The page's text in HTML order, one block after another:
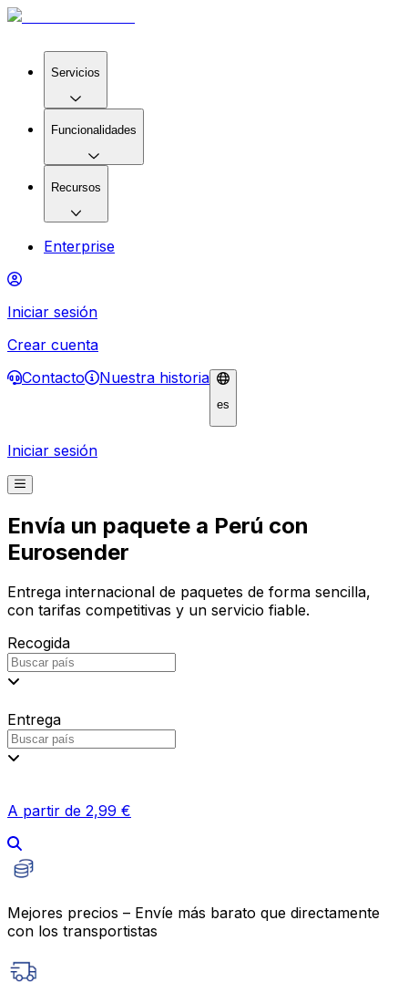
Servicios
Funcionalidades
Recursos
Enterprise
Iniciar sesión
Crear cuenta
Contacto
Nuestra historia
es
Iniciar sesión
Envía un paquete a Perú con
Eurosender
Entrega internacional de paquetes de forma sencilla,
con tarifas competitivas y un servicio fiable.
Recogida
Entrega
A partir de 2,99 €
Mejores precios – Envíe más barato que directamente
con los transportistas